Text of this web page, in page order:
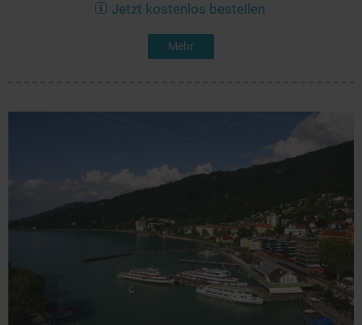
Jetzt kostenlos bestellen
Mehr